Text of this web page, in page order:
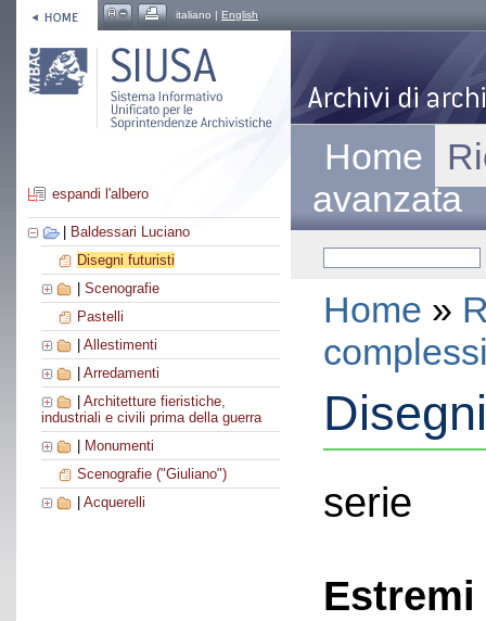
italiano | English
espandi l'albero
Baldessari Luciano
Disegni futuristi
Scenografie
Pastelli
Allestimenti
Arredamenti
Architetture fieristiche,
industriali e civili prima della guerra
Monumenti
Scenografie ("Giuliano")
Acquerelli
Home
avanzata
Home »
serie